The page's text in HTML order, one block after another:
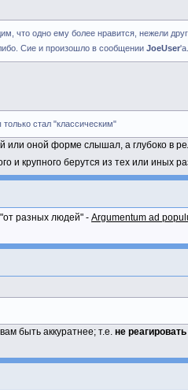
что одно ему более нравится, нежели
Сие и произошло в сообщении JoeUser'а.
стал "классическим"
оной форме слышал, а глубоко в
и крупного берутся из тех или иных
разных людей" - Argumentum ad
быть аккуратнее; т.е. не реагировать